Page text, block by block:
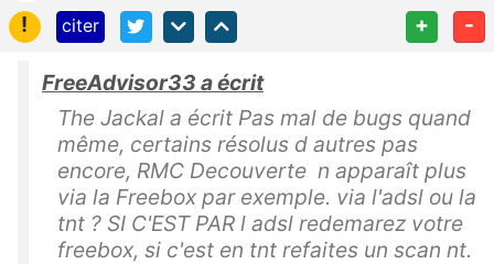
!
citer + -
FreeAdvisor33 a écrit
The Jackal a écrit Pas mal de bugs quand
même, certains résolus d autres pas
encore, RMC Decouverte n apparaît plus
via la Freebox par exemple. via l'adsl ou la
tnt ? SI C'EST PAR l adsl redemarez votre
freebox, si c'est en tnt refaites un scan nt.